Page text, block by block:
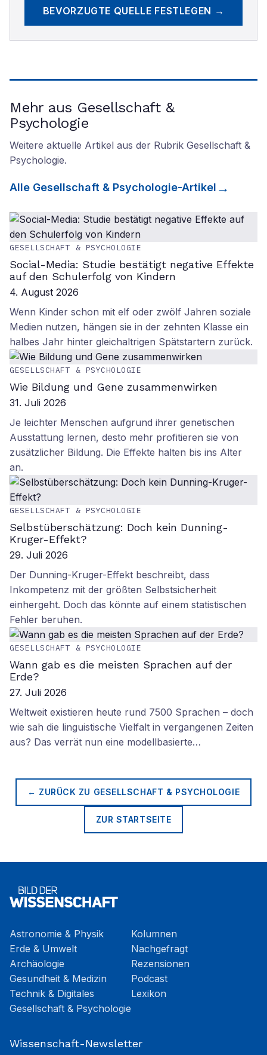
BEVORZUGTE QUELLE FESTLEGEN →
Mehr aus Gesellschaft &
Psychologie
Weitere aktuelle Artikel aus der Rubrik Gesellschaft &
Psychologie.
Alle Gesellschaft & Psychologie-Artikel
GESELLSCHAFT & PSYCHOLOGIE
Social-Media: Studie bestätigt negative Effekte
auf den Schulerfolg von Kindern
4. August 2026
Wenn Kinder schon mit elf oder zwölf Jahren soziale
Medien nutzen, hängen sie in der zehnten Klasse ein
halbes Jahr hinter gleichaltrigen Spätstartern zurück.
GESELLSCHAFT & PSYCHOLOGIE
Wie Bildung und Gene zusammenwirken
31. Juli 2026
Je leichter Menschen aufgrund ihrer genetischen
Ausstattung lernen, desto mehr profitieren sie von
zusätzlicher Bildung. Die Effekte halten bis ins Alter
an.
GESELLSCHAFT & PSYCHOLOGIE
Selbstüberschätzung: Doch kein Dunning-
Kruger-Effekt?
29. Juli 2026
Der Dunning-Kruger-Effekt beschreibt, dass
Inkompetenz mit der größten Selbstsicherheit
einhergeht. Doch das könnte auf einem statistischen
Fehler beruhen.
GESELLSCHAFT & PSYCHOLOGIE
Wann gab es die meisten Sprachen auf der
Erde?
27. Juli 2026
Weltweit existieren heute rund 7500 Sprachen – doch
wie sah die linguistische Vielfalt in vergangenen Zeiten
aus? Das verrät nun eine modellbasierte…
← ZURÜCK ZU GESELLSCHAFT & PSYCHOLOGIE
ZUR STARTSEITE
Astronomie & Physik
Erde & Umwelt
Archäologie
Gesundheit & Medizin
Technik & Digitales
Gesellschaft & Psychologie
Kolumnen
Nachgefragt
Rezensionen
Podcast
Lexikon
Wissenschaft-Newsletter